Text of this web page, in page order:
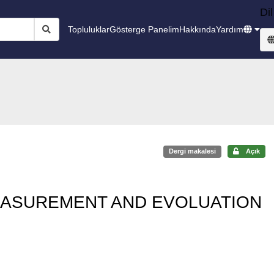
TopluluklarGösterge PanelimHakkındaYardım
Dil
Dergi makalesi Açık
AND EVOLUATION